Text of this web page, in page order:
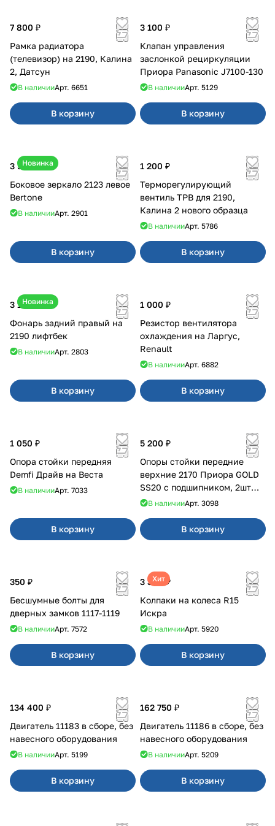
7 800 ₽
Рамка радиатора
(телевизор) на 2190, Калина
2, Датсун
В наличииАрт. 6651
В корзину
3 100 ₽
Клапан управления
заслонкой рециркуляции
Приора Panasonic J7100-130
В наличииАрт. 5129
В корзину
Новинка
3 500 ₽
Боковое зеркало 2123 левое
Bertone
В наличииАрт. 2901
В корзину
1 200 ₽
Терморегулирующий
вентиль ТРВ для 2190,
Калина 2 нового образца
В наличииАрт. 5786
В корзину
Новинка
3 100 ₽
Фонарь задний правый на
2190 лифтбек
В наличииАрт. 2803
В корзину
1 000 ₽
Резистор вентилятора
охлаждения на Ларгус,
Renault
В наличииАрт. 6882
В корзину
1 050 ₽
Опора стойки передняя
Demfi Драйв на Веста
В наличииАрт. 7033
В корзину
5 200 ₽
Опоры стойки передние
верхние 2170 Приора GOLD
SS20 с подшипником, 2шт
10116
В наличииАрт. 3098
В корзину
350 ₽
Бесшумные болты для
дверных замков 1117-1119
В наличииАрт. 7572
В корзину
Хит
3 380 ₽
Колпаки на колеса R15
Искра
В наличииАрт. 5920
В корзину
134 400 ₽
Двигатель 11183 в сборе, без
навесного оборудования
В наличииАрт. 5199
В корзину
162 750 ₽
Двигатель 11186 в сборе, без
навесного оборудования
В наличииАрт. 5209
В корзину